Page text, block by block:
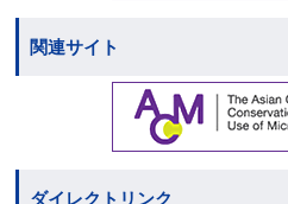
関連サイト
ダイレクトリンク